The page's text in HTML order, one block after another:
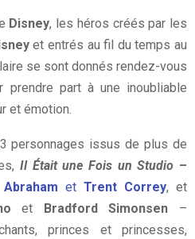
Disney, les héros créés par les
et entrés au fil du temps au
se sont donnés rendez-vous
part à une inoubliable
et émotion.
personnages issus de plus de
Il Était une Fois un Studio –
et Trent Correy, et
et Bradford Simonsen –
princes et princesses,